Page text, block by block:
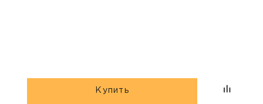
Купить